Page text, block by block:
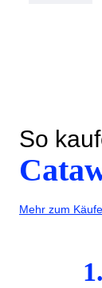
So
Mehr zum
1.